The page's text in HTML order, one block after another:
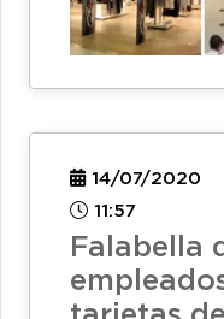
14/07/2020
11:57
Falabella